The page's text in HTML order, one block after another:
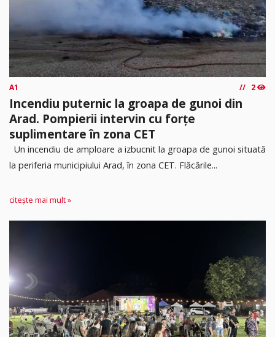
A1 2
Incendiu puternic la groapa de gunoi din
Arad. Pompierii intervin cu forțe
suplimentare în zona CET
Un incendiu de amploare a izbucnit la groapa de gunoi situată
la periferia municipiului Arad, în zona CET. Flăcările...
citește mai mult »